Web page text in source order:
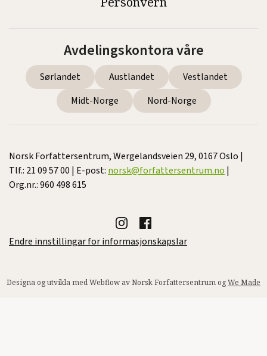
Avdelingskontora våre
Sørlandet Austlandet
Vestlandet
Midt-Norge
Nord-Norge
Norsk Forfattersentrum, Wergelandsveien 29, 0167 Oslo |
Tlf.: 21 09 57 00 | E-post: norsk@forfattersentrum.no |
Org.nr.: 960 498 615
Endre innstillingar for informasjonskapslar
Designa og utvikla med Webflow av Norsk Forfattersentrum ogWe Made